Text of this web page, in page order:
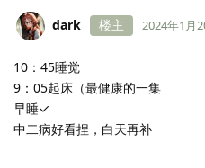
dark 楼主 2024年1月
10：45睡觉
9：05起床（最健康的一集
早睡✓
中二病好看捏，白天再补